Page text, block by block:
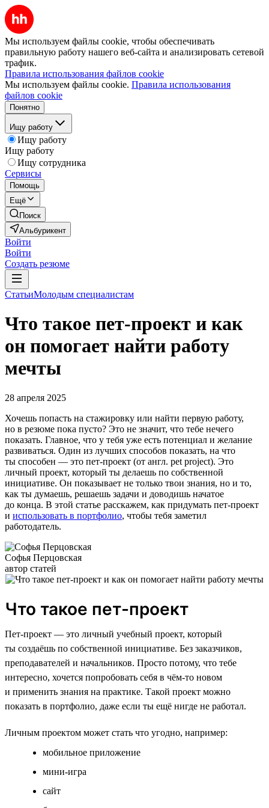
Мы используем файлы cookie, чтобы обеспечивать
правильную работу нашего веб-сайта и анализировать сетевой
трафик.
Правила использования файлов cookie
Мы используем файлы cookie. Правила использования
файлов cookie
Понятно
Ищу работу
Ищу работу
Ищу работу
Ищу сотрудника
Сервисы
Помощь
Ещё
Поиск
Альбурикент
Войти
Войти
Создать резюме
СтатьиМолодым специалистам
Что такое пет-проект и как
он помогает найти работу
мечты
28 апреля 2025
Хочешь попасть на стажировку или найти первую работу,
но в резюме пока пусто? Это не значит, что тебе нечего
показать. Главное, что у тебя уже есть потенциал и желание
развиваться. Один из лучших способов показать, на что
ты способен — это пет-проект (от англ. pet project). Это
личный проект, который ты делаешь по собственной
инициативе. Он показывает не только твои знания, но и то,
как ты думаешь, решаешь задачи и доводишь начатое
до конца. В этой статье расскажем, как придумать пет-проект
и использовать в портфолио, чтобы тебя заметил
работодатель.
Софья Перцовская
автор статей
Что такое пет-проект
Пет-проект — это личный учебный проект, который
ты создаёшь по собственной инициативе. Без заказчиков,
преподавателей и начальников. Просто потому, что тебе
интересно, хочется попробовать себя в чём-то новом
и применить знания на практике. Такой проект можно
показать в портфолио, даже если ты ещё нигде не работал.
Личным проектом может стать что угодно, например:
мобильное приложение
мини-игра
сайт